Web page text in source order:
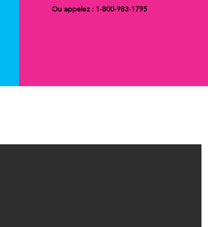
Ou appelez : 1-800-983-1795